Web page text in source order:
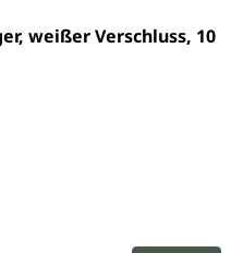
von 4.5 von 5 Sternen
weißer Verschluss, 10